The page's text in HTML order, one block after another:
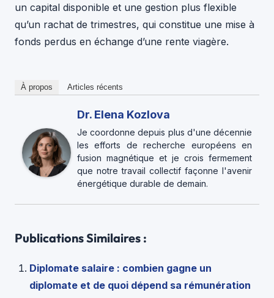
un capital disponible et une gestion plus flexible
qu’un rachat de trimestres, qui constitue une mise à
fonds perdus en échange d’une rente viagère.
À propos Articles récents
Dr. Elena Kozlova
Je coordonne depuis plus d'une décennie
les efforts de recherche européens en
fusion magnétique et je crois fermement
que notre travail collectif façonne l'avenir
énergétique durable de demain.
Publications Similaires :
Diplomate salaire : combien gagne un
diplomate et de quoi dépend sa rémunération